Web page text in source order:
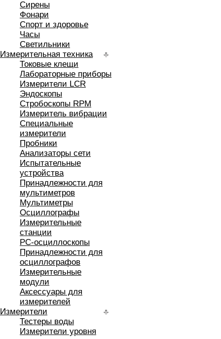
Сирены
Фонари
Спорт и здоровье
Часы
Светильники
Измерительная техника
Токовые клещи
Лабораторные приборы
Измерители LCR
Эндоскопы
Стробоскопы RPM
Измеритель вибрации
Специальные
измерители
Пробники
Анализаторы сети
Испытательные
устройства
Принадлежности для
мультиметров
Мультиметры
Осциллографы
Измерительные
станции
РС-осциллоскопы
Принадлежности для
осциллографов
Измерительные
модули
Аксессуары для
измерителей
Измерители
Тестеры воды
Измерители уровня